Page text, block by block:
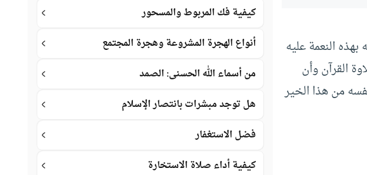
النعمة عليه
القرآن وأن
من هذا الخير
كيفية فك المربوط والمسحور
أنواع الهجرة المشروعة وهجرة المجتمع
من أسماء الله الحسنى: الصمد
هل توجد مبشرات بانتصار الإسلام
فضل الاستغفار
كيفية أداء صلاة الاستخارة